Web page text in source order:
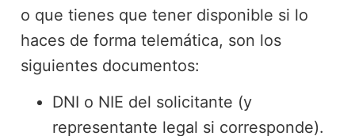
o que tienes que tener disponible si lo
haces de forma telemática, son los
siguientes documentos:
DNI o NIE del solicitante (y
representante legal si corresponde).